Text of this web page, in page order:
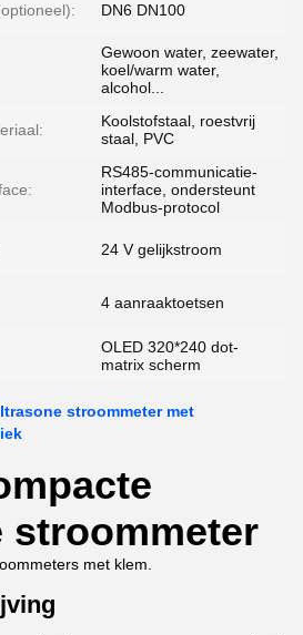
DN6 DN100
Gewoon water, zeewater,
koel/warm water,
alcohol...
Koolstofstaal, roestvrij
staal, PVC
RS485-communicatie-
interface, ondersteunt
Modbus-protocol
24 V gelijkstroom
4 aanraaktoetsen
OLED 320*240 dot-
matrix scherm
stroommeter met
stroommeter
met klem.